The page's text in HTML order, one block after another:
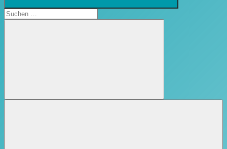
öffnen
Suchen
nach:
Suchen